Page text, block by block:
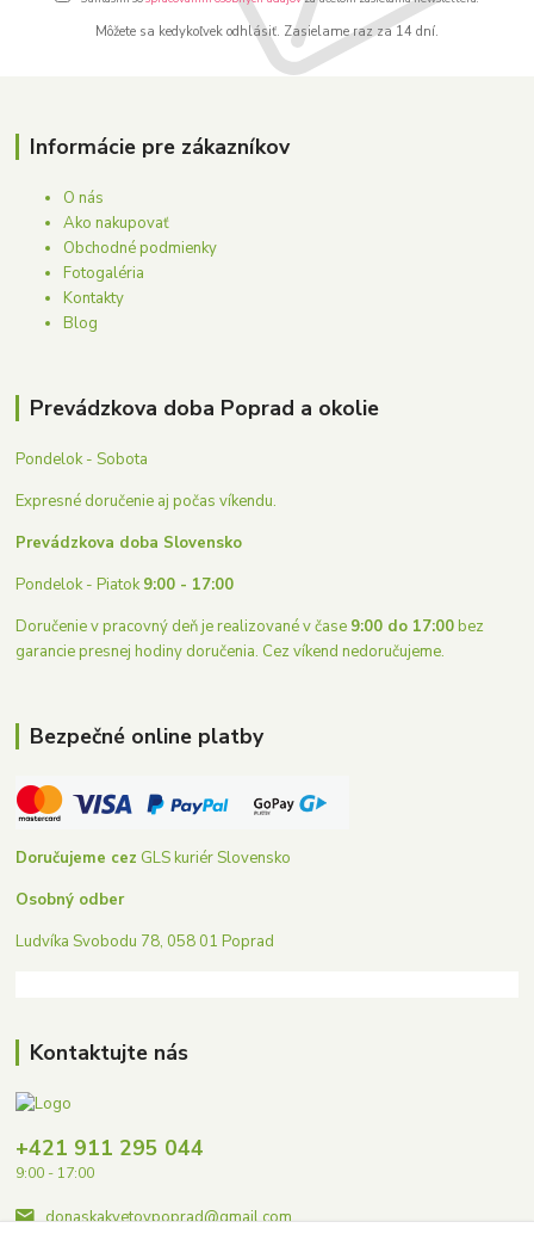
Môžete sa kedykoľvek odhlásiť. Zasielame raz za 14 dní.
Informácie pre zákazníkov
O nás
Ako nakupovať
Obchodné podmienky
Fotogaléria
Kontakty
Blog
Prevádzkova doba Poprad a okolie
Pondelok - Sobota
Expresné doručenie aj počas víkendu.
Prevádzkova doba Slovensko
Pondelok - Piatok9:00 - 17:00
Doručenie v pracovný deň je realizované v čase 9:00 do 17:00bez
garancie presnej hodiny doručenia. Cez víkend nedoručujeme.
Bezpečné online platby
Doručujeme cez GLS kuriér Slovensko
Osobný odber
Ludvíka Svobodu 78, 058 01 Poprad
Kontaktujte nás
+421 911 295 044
9:00 - 17:00
donaskakvetovpoprad@gmail.com